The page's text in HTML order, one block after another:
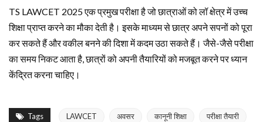
TS LAWCET 2025 एक प्रमुख परीक्षा है जो छात्राओं को लॉ क्षेत्र में उच्च
शिक्षा प्राप्त करने का मौका देती है। इसके माध्यम से छात्र अपने सपनों को पूरा
कर सकते हैं और वकील बनने की दिशा में कदम उठा सकते हैं। जैसे-जैसे परीक्षा
का समय निकट आता है, छात्रों को अपनी तैयारियों को मजबूत करने पर ध्यान
केंद्रित करना चाहिए।
Tags LAWCET अवसर कानूनी शिक्षा परीक्षा तैयारी